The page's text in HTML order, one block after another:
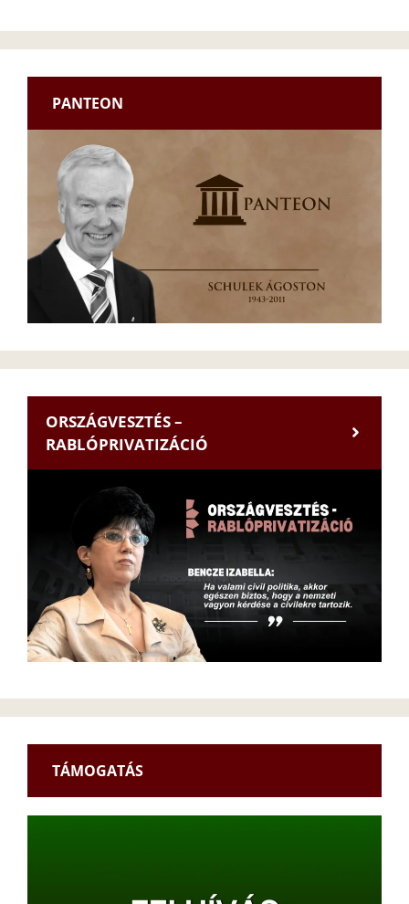
PANTEON
ORSZÁGVESZTÉS –
RABLÓPRIVATIZÁCIÓ
TÁMOGATÁS